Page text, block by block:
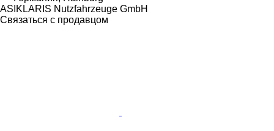
ASIKLARIS Nutzfahrzeuge GmbH
Связаться с продавцом